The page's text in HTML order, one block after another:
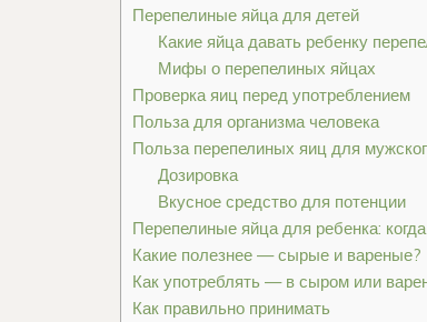
Перепелиные яйца для детей
Какие яйца давать ребенку
Мифы о перепелиных яйцах
Проверка яиц перед употреблением
Польза для организма человека
Польза перепелиных яиц для
Дозировка
Вкусное средство для потенции
Перепелиные яйца для ребенка:
Какие полезнее — сырые и вареные?
Как употреблять — в сыром или
Как правильно принимать